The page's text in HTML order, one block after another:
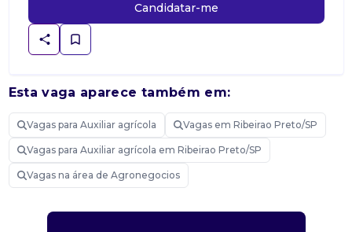
Candidatar-me
Esta vaga aparece também em:
Vagas para Auxiliar agrícola Vagas em Ribeirao Preto/SP
Vagas para Auxiliar agrícola em Ribeirao Preto/SP
Vagas na área de Agronegocios